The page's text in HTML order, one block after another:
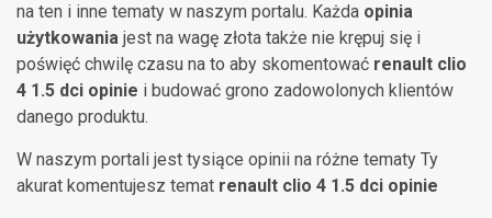
na ten i inne tematy w naszym portalu. Każda opinia
użytkowania jest na wagę złota także nie krępuj się i
poświęć chwilę czasu na to aby skomentować renault clio
4 1.5 dci opinie i budować grono zadowolonych klientów
danego produktu.
W naszym portali jest tysiące opinii na różne tematy Ty
akurat komentujesz temat renault clio 4 1.5 dci opinie